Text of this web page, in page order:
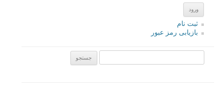
ثبت نام
بازیابی رمز عبور